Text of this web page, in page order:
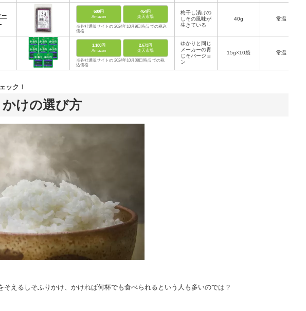
ー
680円
Amazon
464円
楽天市場
※各社通販サイトの 2024年10月9日時点 での税込
価格
梅干し漬けの
しその風味が
生きている
40g 常温
1,180円
Amazon
2,673円
楽天市場
※各社通販サイトの 2024年10月08日時点 での税
込価格
ゆかりと同じ
メーカーの青
じそバージョ
ン
15g×10袋 常温
かけの選び方
ック！
そえるしそふりかけ、かければ何杯でも食べられるという人も多いのでは？